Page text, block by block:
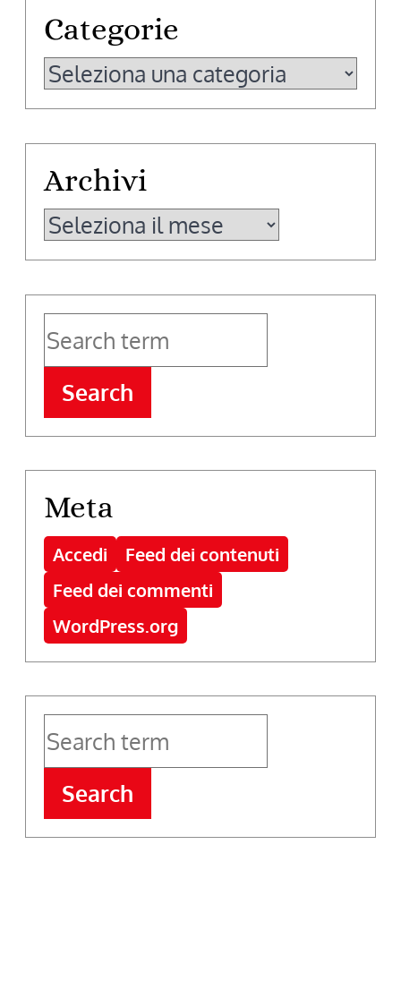
Categorie
Categorie
Archivi
Archivi
Search
Meta
Accedi
Feed dei contenuti
Feed dei commenti
WordPress.org
Search